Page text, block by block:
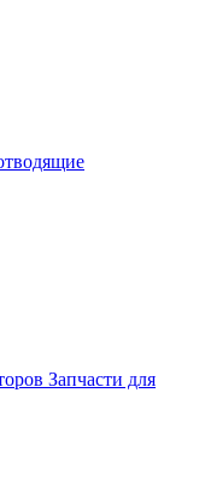
Запчасти для